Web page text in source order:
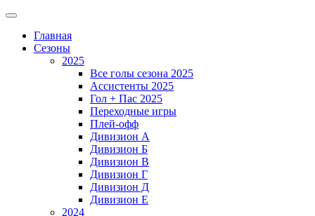
Главная
Сезоны
2025
Все голы сезона 2025
Ассистенты 2025
Гол + Пас 2025
Переходные игры
Плей-офф
Дивизион A
Дивизион Б
Дивизион В
Дивизион Г
Дивизион Д
Дивизион Е
2024